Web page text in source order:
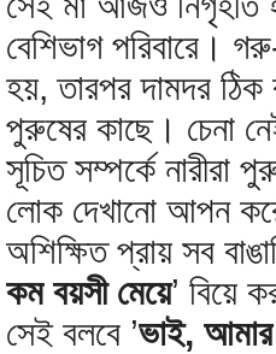
বেশিভাগ পরিবারে।
হয়, তারপর দামদর
পুরুষের কাছে। চেনা
সূচিত সম্পর্কে
লোক দেখানো আপন
অশিক্ষিত প্রায় সব
কম বয়সী মেয়ে’ বিয়ে
সেই বলবে ’ভাই, আমার